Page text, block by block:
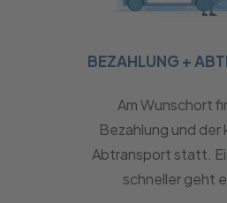
BEZAHLUNG +
Am Wunschort
Bezahlung und
Abtransport statt.
schneller geht